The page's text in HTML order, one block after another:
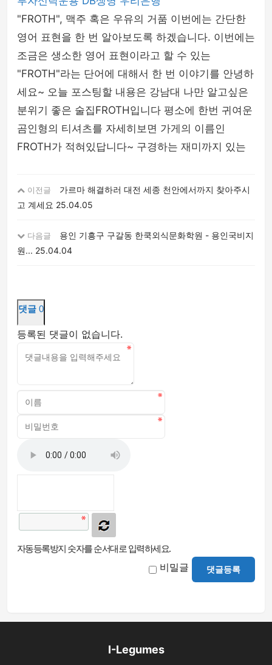
"FROTH", 맥주 혹은 우유의 거품 이번에는 간단한
영어 표현을 한 번 알아보도록 하겠습니다. 이번에는
조금은 생소한 영어 표현이라고 할 수 있는
"FROTH"라는 단어에 대해서 한 번 이야기를 안녕하
세요~ 오늘 포스팅할 내용은 강남대 나만 알고싶은
분위기 좋은 술집FROTH입니다 평소에 한번 귀여운
곰인형의 티셔츠를 자세히보면 가게의 이름인
FROTH가 적혀있답니다~ 구경하는 재미까지 있는
이전글
가르마 해결하러 대전 세종 천안에서까지 찾아주시
고 계세요 25.04.05
다음글
용인 기흥구 구갈동 한쿡외식문화학원 - 용인국비지
원... 25.04.04
댓글 0
등록된 댓글이 없습니다.
자동등록방지 숫자를 순서대로 입력하세요.
비밀글 댓글등록
I-Legumes